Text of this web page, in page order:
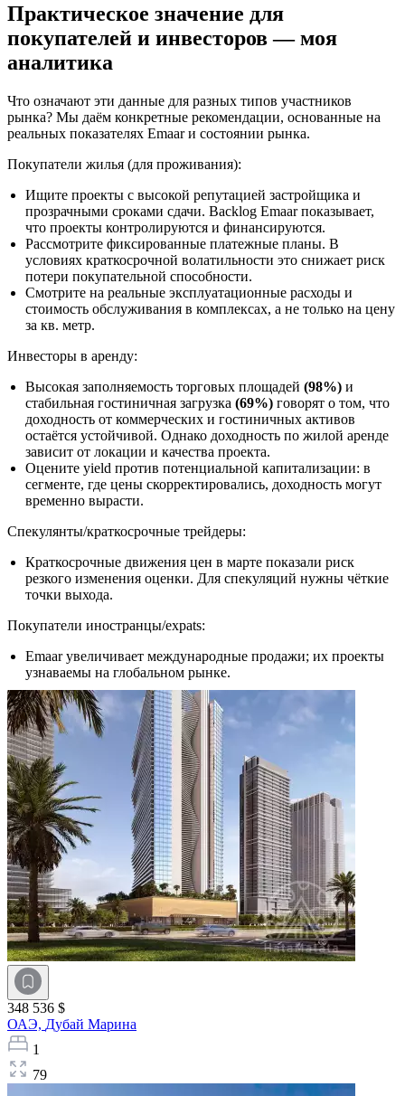
Практическое значение для
покупателей и инвесторов — моя
аналитика
Что означают эти данные для разных типов участников
рынка? Мы даём конкретные рекомендации, основанные на
реальных показателях Emaar и состоянии рынка.
Покупатели жилья (для проживания):
Ищите проекты с высокой репутацией застройщика и
прозрачными сроками сдачи. Backlog Emaar показывает,
что проекты контролируются и финансируются.
Рассмотрите фиксированные платежные планы. В
условиях краткосрочной волатильности это снижает риск
потери покупательной способности.
Смотрите на реальные эксплуатационные расходы и
стоимость обслуживания в комплексах, а не только на цену
за кв. метр.
Инвесторы в аренду:
Высокая заполняемость торговых площадей (98%) и
стабильная гостиничная загрузка (69%) говорят о том, что
доходность от коммерческих и гостиничных активов
остаётся устойчивой. Однако доходность по жилой аренде
зависит от локации и качества проекта.
Оцените yield против потенциальной капитализации: в
сегменте, где цены скорректировались, доходность могут
временно вырасти.
Спекулянты/краткосрочные трейдеры:
Краткосрочные движения цен в марте показали риск
резкого изменения оценки. Для спекуляций нужны чёткие
точки выхода.
Покупатели иностранцы/expats:
Emaar увеличивает международные продажи; их проекты
узнаваемы на глобальном рынке.
348 536 $
ОАЭ, Дубай Марина
1
79